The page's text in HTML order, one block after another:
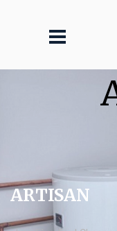
ARTISAN